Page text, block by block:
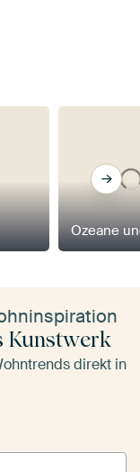
Ozeane
Kunstwerk
direkt in